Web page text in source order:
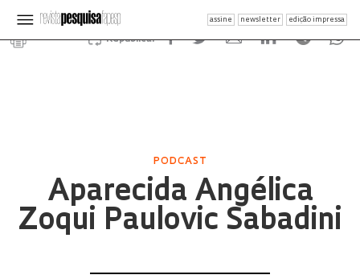
assine newsletter edição impressa
Republicar
PODCAST
Aparecida Angélica
Zoqui Paulovic Sabadini